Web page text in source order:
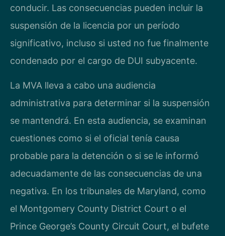
conducir. Las consecuencias pueden incluir la
suspensión de la licencia por un período
significativo, incluso si usted no fue finalmente
condenado por el cargo de DUI subyacente.
La MVA lleva a cabo una audiencia
administrativa para determinar si la suspensión
se mantendrá. En esta audiencia, se examinan
cuestiones como si el oficial tenía causa
probable para la detención o si se le informó
adecuadamente de las consecuencias de una
negativa. En los tribunales de Maryland, como
el Montgomery County District Court o el
Prince George’s County Circuit Court, el bufete